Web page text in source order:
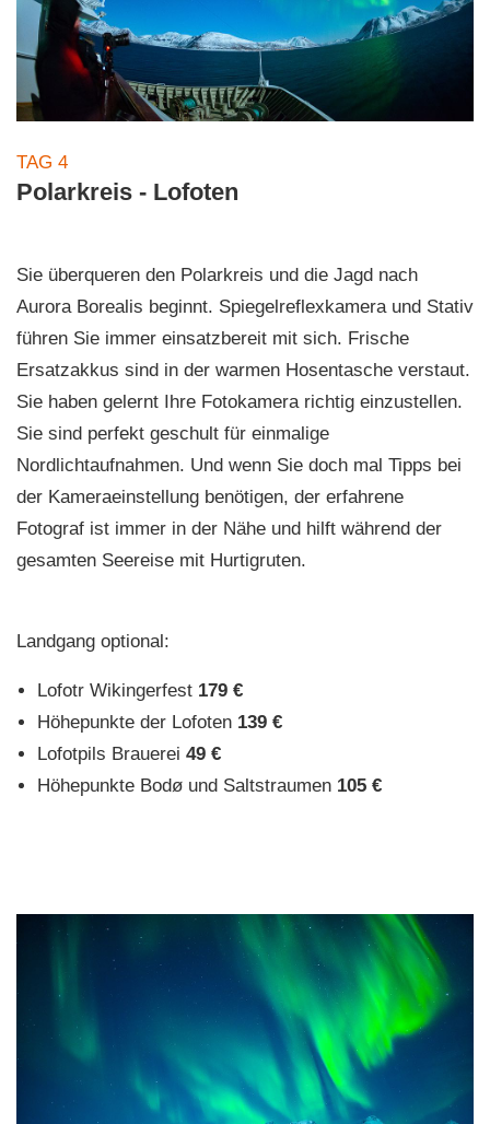
TAG 4
Polarkreis - Lofoten
Sie überqueren den Polarkreis und die Jagd nach
Aurora Borealis beginnt. Spiegelreflexkamera und Stativ
führen Sie immer einsatzbereit mit sich. Frische
Ersatzakkus sind in der warmen Hosentasche verstaut.
Sie haben gelernt Ihre Fotokamera richtig einzustellen.
Sie sind perfekt geschult für einmalige
Nordlichtaufnahmen. Und wenn Sie doch mal Tipps bei
der Kameraeinstellung benötigen, der erfahrene
Fotograf ist immer in der Nähe und hilft während der
gesamten Seereise mit Hurtigruten.
Landgang optional:
Lofotr Wikingerfest 179 €
Höhepunkte der Lofoten 139 €
Lofotpils Brauerei 49 €
Höhepunkte Bodø und Saltstraumen 105 €